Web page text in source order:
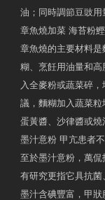
油；同時調節豆豉用
章魚燒加菜 海苔粉
章魚燒的主要材料
糊、烹飪用油量和
入全麥粉或蔬菜碎
議，麵糊加入蔬菜
蛋黃醬、沙律醬或燒
墨汁意粉 甲亢患者
至於墨汁意粉，萬侃
有研究更指它具抗
墨汁含碘豐富，甲